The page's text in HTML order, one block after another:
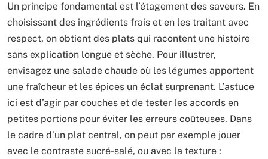
Un principe fondamental est l’étagement des saveurs. En
choisissant des ingrédients frais et en les traitant avec
respect, on obtient des plats qui racontent une histoire
sans explication longue et sèche. Pour illustrer,
envisagez une salade chaude où les légumes apportent
une fraîcheur et les épices un éclat surprenant. L’astuce
ici est d’agir par couches et de tester les accords en
petites portions pour éviter les erreurs coûteuses. Dans
le cadre d’un plat central, on peut par exemple jouer
avec le contraste sucré-salé, ou avec la texture :